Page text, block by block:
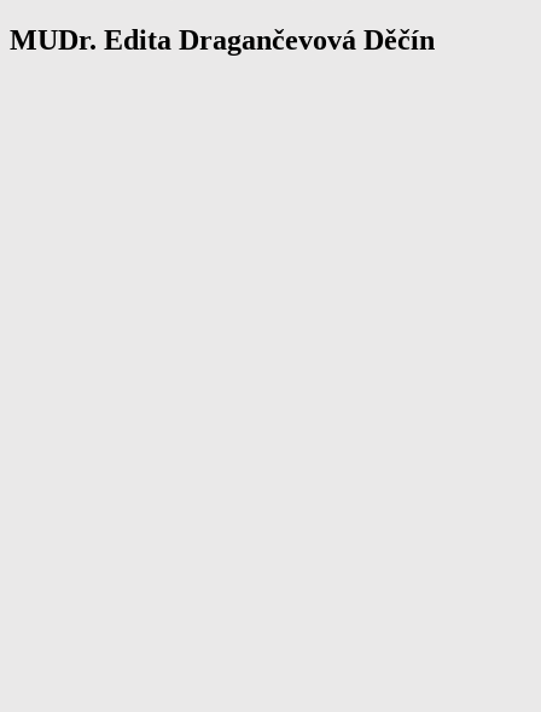
MUDr. Edita Dragančevová Děčín